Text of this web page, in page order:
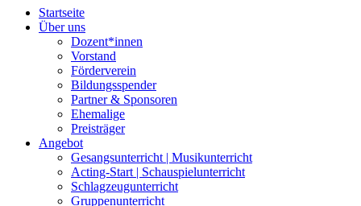
oben
scrollen
Startseite
Über uns
Dozent*innen
Vorstand
Förderverein
Bildungsspender
Partner & Sponsoren
Ehemalige
Preisträger
Angebot
Gesangsunterricht | Musikunterricht
Acting-Start | Schauspielunterricht
Schlagzeugunterricht
Gruppenunterricht